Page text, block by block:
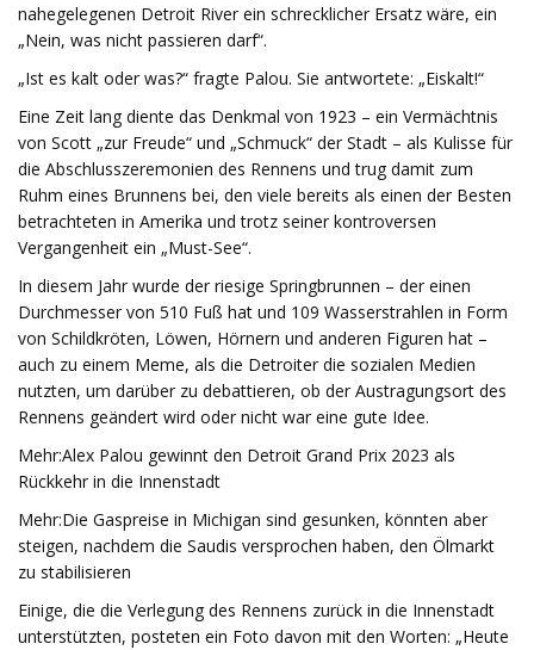
nahegelegenen Detroit River ein schrecklicher Ersatz wäre, ein
„Nein, was nicht passieren darf“.
„Ist es kalt oder was?“ fragte Palou. Sie antwortete: „Eiskalt!“
Eine Zeit lang diente das Denkmal von 1923 – ein Vermächtnis
von Scott „zur Freude“ und „Schmuck“ der Stadt – als Kulisse für
die Abschlusszeremonien des Rennens und trug damit zum
Ruhm eines Brunnens bei, den viele bereits als einen der Besten
betrachteten in Amerika und trotz seiner kontroversen
Vergangenheit ein „Must-See“.
In diesem Jahr wurde der riesige Springbrunnen – der einen
Durchmesser von 510 Fuß hat und 109 Wasserstrahlen in Form
von Schildkröten, Löwen, Hörnern und anderen Figuren hat –
auch zu einem Meme, als die Detroiter die sozialen Medien
nutzten, um darüber zu debattieren, ob der Austragungsort des
Rennens geändert wird oder nicht war eine gute Idee.
Mehr:Alex Palou gewinnt den Detroit Grand Prix 2023 als
Rückkehr in die Innenstadt
Mehr:Die Gaspreise in Michigan sind gesunken, könnten aber
steigen, nachdem die Saudis versprochen haben, den Ölmarkt
zu stabilisieren
Einige, die die Verlegung des Rennens zurück in die Innenstadt
unterstützten, posteten ein Foto davon mit den Worten: „Heute